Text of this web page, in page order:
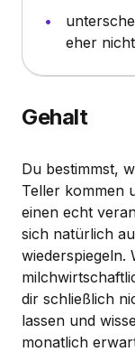
eher
Gehalt
Du bestimmst,
Teller kommen
einen echt
sich natürlich
wiederspiegeln.
dir schließlich
lassen und
monatlich